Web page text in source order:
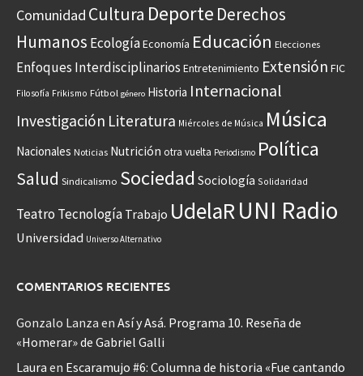
Comunidad Cultura Deporte Derechos
Humanos EcologíaEconomía Educación Elecciones
Enfoques Interdisciplinarios Entretenimiento Extensión FIC
Filosofía Frikismo Fútbol género Historia Internacional
Investigación Literatura Miércoles de Música Música
Nacionales Noticias Nutrición otra vuelta Periodismo Política
Salud Sindicalismo Sociedad Sociología Solidaridad
Teatro Tecnología Trabajo UdelaRUNI Radio
Universidad Universo Alternativo
COMENTARIOS RECIENTES
Gonzalo Lanza en Así y Asá. Programa 10. Reseña de
«Homerar» de Gabriel Galli
Laura en Escaramujo #6: Columna de historia «Fue cantando